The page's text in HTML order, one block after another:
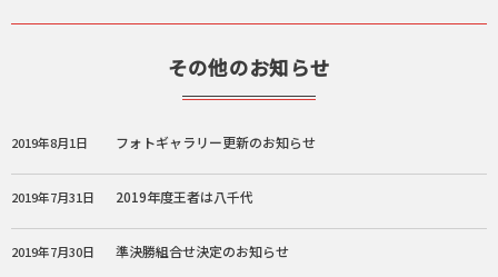
その他のお知らせ
2019年8月1日 フォトギャラリー更新のお知らせ
2019年7月31日 2019年度王者は八千代
2019年7月30日 準決勝組合せ決定のお知らせ